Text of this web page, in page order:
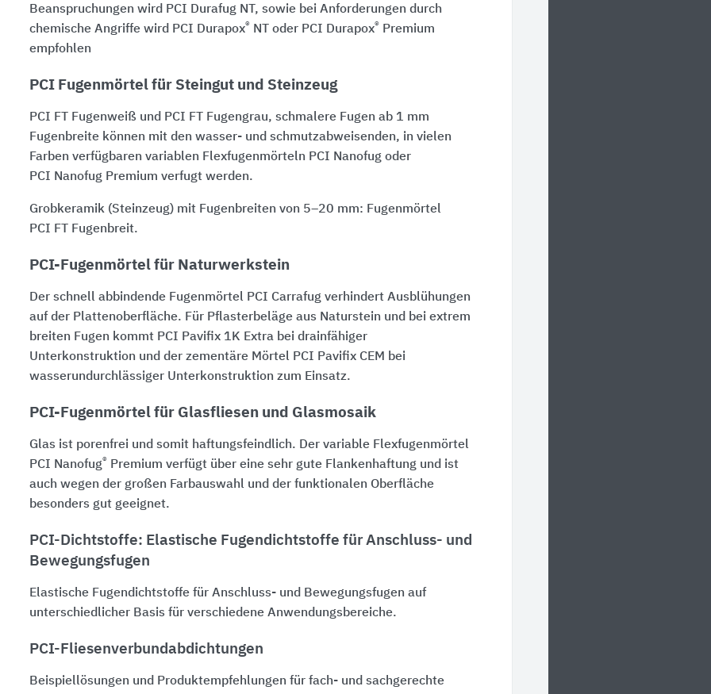
Beanspruchungen wird PCI Durafug NT, sowie bei Anforderungen durch
chemische Angriffe wird PCI Durapox® NT oder PCI Durapox® Premium
empfohlen
PCI Fugenmörtel für Steingut und Steinzeug
PCI FT Fugenweiß und PCI FT Fugengrau, schmalere Fugen ab 1 mm
Fugenbreite können mit den wasser- und schmutzabweisenden, in vielen
Farben verfügbaren variablen Flexfugenmörteln PCI Nanofug oder
PCI Nanofug Premium verfugt werden.
Grobkeramik (Steinzeug) mit Fugenbreiten von 5–20 mm: Fugenmörtel
PCI FT Fugenbreit.
PCI-Fugenmörtel für Naturwerkstein
Der schnell abbindende Fugenmörtel PCI Carrafug verhindert Ausblühungen
auf der Plattenoberfläche. Für Pflasterbeläge aus Naturstein und bei extrem
breiten Fugen kommt PCI Pavifix 1K Extra bei drainfähiger
Unterkonstruktion und der zementäre Mörtel PCI Pavifix CEM bei
wasserundurchlässiger Unterkonstruktion zum Einsatz.
PCI-Fugenmörtel für Glasfliesen und Glasmosaik
Glas ist porenfrei und somit haftungsfeindlich. Der variable Flexfugenmörtel
PCI Nanofug® Premium verfügt über eine sehr gute Flankenhaftung und ist
auch wegen der großen Farbauswahl und der funktionalen Oberfläche
besonders gut geeignet.
PCI-Dichtstoffe: Elastische Fugendichtstoffe für Anschluss- und
Bewegungsfugen
Elastische Fugendichtstoffe für Anschluss- und Bewegungsfugen auf
unterschiedlicher Basis für verschiedene Anwendungsbereiche.
PCI-Fliesenverbundabdichtungen
Beispiellösungen und Produktempfehlungen für fach- und sachgerechte